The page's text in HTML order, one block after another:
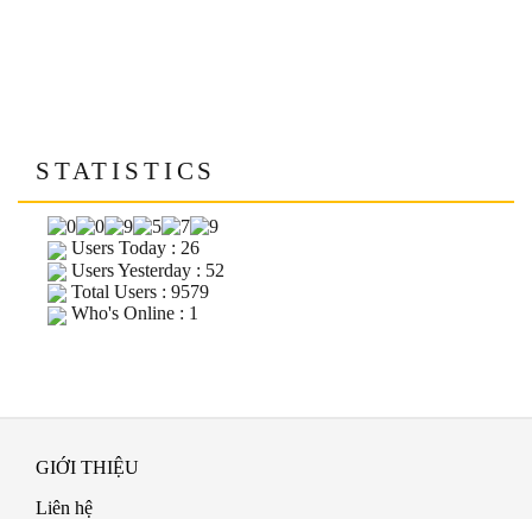
STATISTICS
Users Today : 26
Users Yesterday : 52
Total Users : 9579
Who's Online : 1
GIỚI THIỆU
Liên hệ